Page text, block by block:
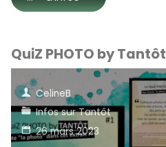
?"
QuiZ PHOTO by Tantôt
CelineB
Infos sur Tantôt
26 mars 2023